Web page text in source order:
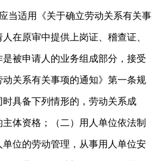
当适用《关于确立劳动关系有关事
在原审中提供上岗证、稽查证、
被申请人的业务组成部分，接受
关系有关事项的通知》第一条规
具备下列情形的，劳动关系成
体资格；（二）用人单位依法制
位的劳动管理，从事用人单位安